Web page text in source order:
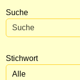
Suche
Stichwort
Alle